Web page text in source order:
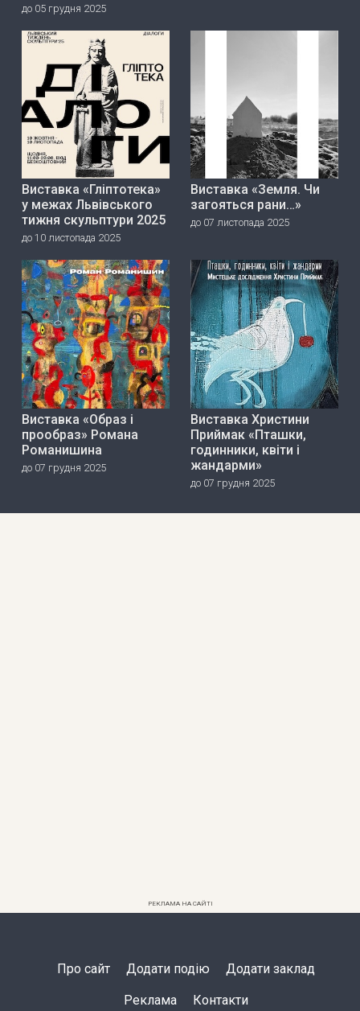
до 05 грудня 2025
Виставка «Гліптотека»
у межах Львівського
тижня скульптури 2025
до 10 листопада 2025
Виставка «Земля. Чи
загояться рани…»
до 07 листопада 2025
Виставка «Образ і
прообраз» Романа
Романишина
до 07 грудня 2025
Виставка Христини
Приймак «Пташки,
годинники, квіти і
жандарми»
до 07 грудня 2025
РЕКЛАМА НА САЙТІ
Про сайт Додати подію Додати заклад
Реклама Контакти